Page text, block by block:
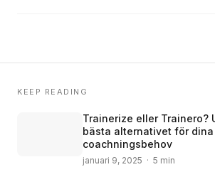
KEEP READING
Trainerize eller Trainero?
bästa alternativet för dina
coachningsbehov
januari 9, 2025 · 5 min